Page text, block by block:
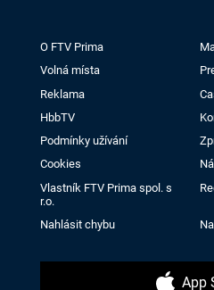
O FTV Prima
Volná místa
Reklama
HbbTV
Podmínky užívání
Cookies
Vlastník FTV Prima spol. s
r.o.
Nahlásit chybu
App